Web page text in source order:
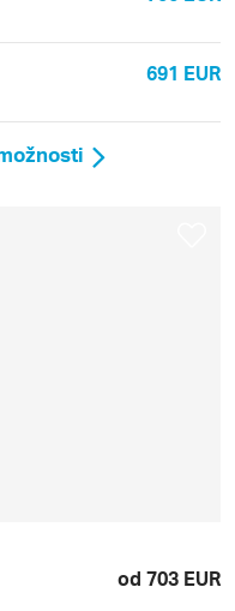
691 EUR
od 703 EUR